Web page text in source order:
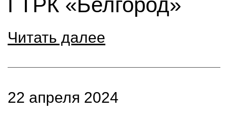
ГТРК «Белгород»
Читать далее
22 апреля 2024